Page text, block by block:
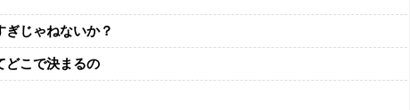
じゃねないか？
どこで決まるの